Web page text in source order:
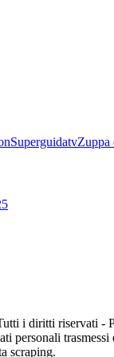
SuperguidatvZuppa
i diritti riservati -
personali
scraping.